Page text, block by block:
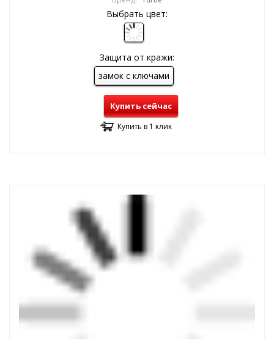
Выбрать цвет:
Защита от кражи:
замок с ключами
Купить сейчас
Купить в 1 клик